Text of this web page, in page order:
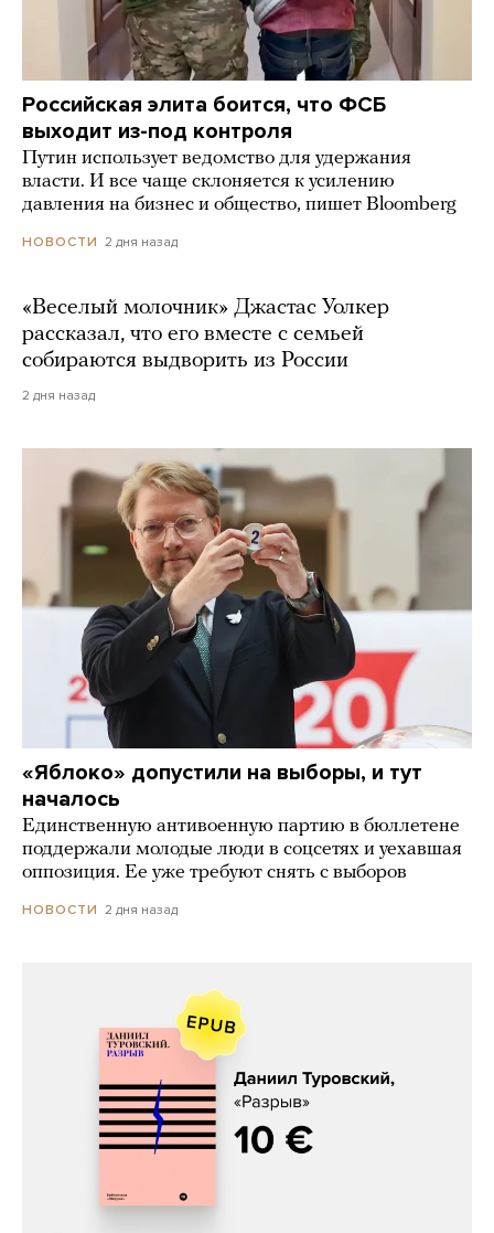
Российская элита боится, что ФСБ
выходит из-под контроля
Путин использует ведомство для удержания
власти. И все чаще склоняется к усилению
давления на бизнес и общество, пишет Bloomberg
НОВОСТИ 2 дня назад
«Веселый молочник» Джастас Уолкер
рассказал, что его вместе с семьей
собираются выдворить из России
2 дня назад
«Яблоко» допустили на выборы, и тут
началось
Единственную антивоенную партию в бюллетене
поддержали молодые люди в соцсетях и уехавшая
оппозиция. Ее уже требуют снять с выборов
НОВОСТИ 2 дня назад
Даниил Туровский, «Разрыв»